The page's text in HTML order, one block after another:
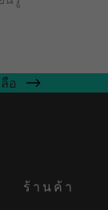
อ
ร้านค้า